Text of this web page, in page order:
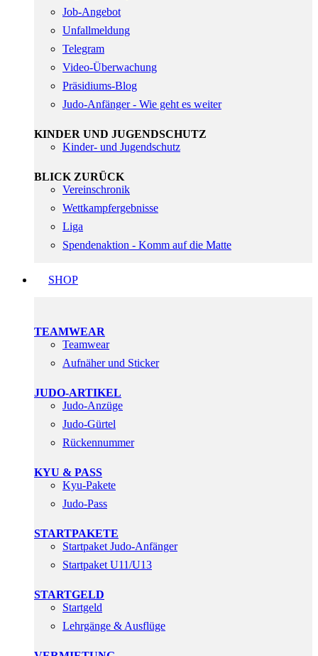
Job-Angebot
Unfallmeldung
Telegram
Video-Überwachung
Präsidiums-Blog
Judo-Anfänger - Wie geht es weiter
KINDER UND JUGENDSCHUTZ
Kinder- und Jugendschutz
BLICK ZURÜCK
Vereinschronik
Wettkampfergebnisse
Liga
Spendenaktion - Komm auf die Matte
SHOP
TEAMWEAR
Teamwear
Aufnäher und Sticker
JUDO-ARTIKEL
Judo-Anzüge
Judo-Gürtel
Rückennummer
KYU & PASS
Kyu-Pakete
Judo-Pass
STARTPAKETE
Startpaket Judo-Anfänger
Startpaket U11/U13
STARTGELD
Startgeld
Lehrgänge & Ausflüge